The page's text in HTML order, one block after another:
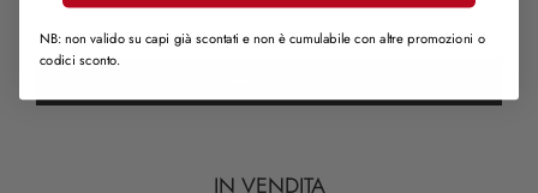
179,00 €
IN VENDITA
NB: non valido su capi già scontati e non è cumulabile con altre promozioni o
codici sconto.